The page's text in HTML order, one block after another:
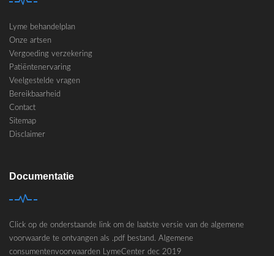
Lyme behandelplan
Onze artsen
Vergoeding verzekering
Patiëntenervaring
Veelgestelde vragen
Bereikbaarheid
Contact
Sitemap
Disclaimer
Documentatie
Click op de onderstaande link om de laatste versie van de algemene
voorwaarde te ontvangen als .pdf bestand. Algemene
consumentenvoorwaarden LymeCenter dec 2019